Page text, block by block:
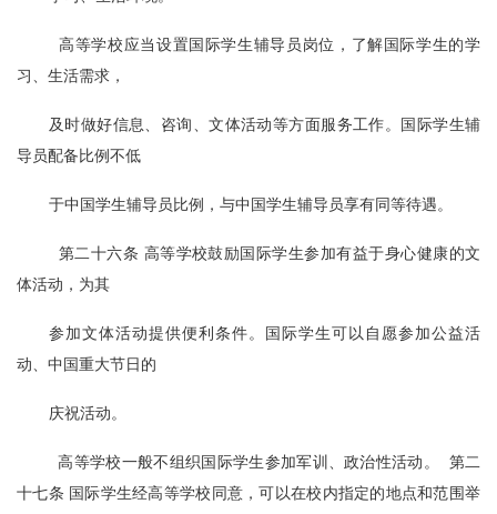
  高等学校应当设置国际学生辅导员岗位，了解国际学生的学
习、生活需求，
及时做好信息、咨询、文体活动等方面服务工作。国际学生辅
导员配备比例不低
于中国学生辅导员比例，与中国学生辅导员享有同等待遇。
  第二十六条 高等学校鼓励国际学生参加有益于身心健康的文
体活动，为其
参加文体活动提供便利条件。国际学生可以自愿参加公益活
动、中国重大节日的
庆祝活动。
  高等学校一般不组织国际学生参加军训、政治性活动。  第二
十七条 国际学生经高等学校同意，可以在校内指定的地点和范围举